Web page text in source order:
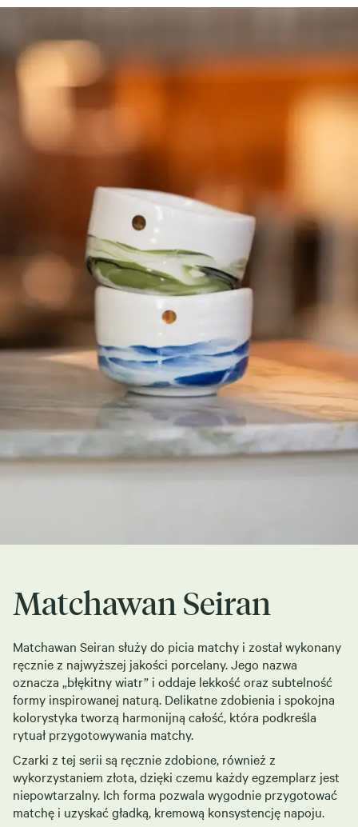
Matchawan Seiran
Matchawan Seiran służy do picia matchy i został wykonany
ręcznie z najwyższej jakości porcelany. Jego nazwa
oznacza „błękitny wiatr” i oddaje lekkość oraz subtelność
formy inspirowanej naturą. Delikatne zdobienia i spokojna
kolorystyka tworzą harmonijną całość, która podkreśla
rytuał przygotowywania matchy.
Czarki z tej serii są ręcznie zdobione, również z
wykorzystaniem złota, dzięki czemu każdy egzemplarz jest
niepowtarzalny. Ich forma pozwala wygodnie przygotować
matchę i uzyskać gładką, kremową konsystencję napoju.